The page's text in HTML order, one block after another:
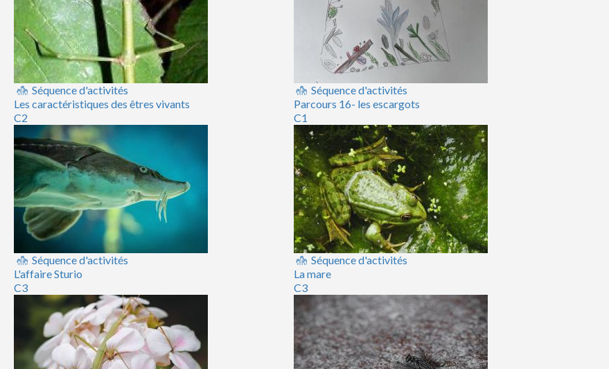
Séquence d'activités
Les caractéristiques des êtres vivants
C2
Séquence d'activités
Parcours 16- les escargots
C1
Séquence d'activités
L'affaire Sturio
C3
Séquence d'activités
La mare
C3